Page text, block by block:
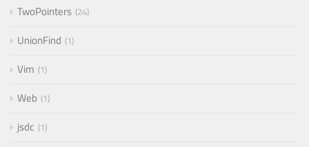
TwoPointers 24
UnionFind 1
Vim 1
Web 1
jsdc 1